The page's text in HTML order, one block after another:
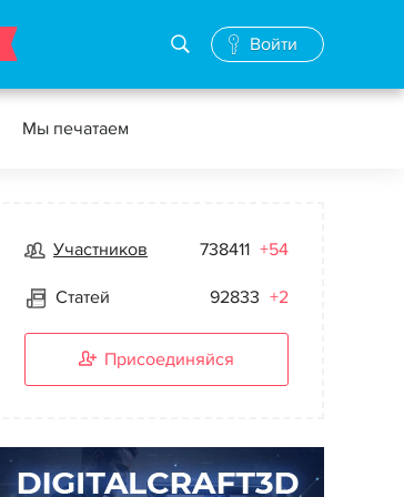
Войти
Мы печатаем
Участников 738411 +54
Статей 92833 +2
Присоединяйся